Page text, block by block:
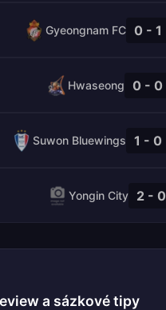
Gyeongnam FC 0 - 1
Hwaseong 0 - 0
Suwon Bluewings 1 - 0
Yongin City 2 - 0
a sázkové tipy